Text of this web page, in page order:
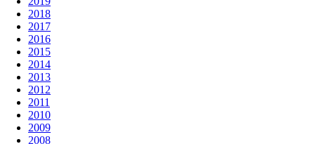
2018
2017
2016
2015
2014
2013
2012
2011
2010
2009
2008